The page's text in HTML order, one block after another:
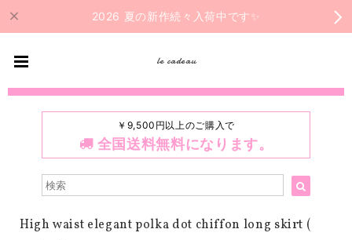
2026 夏の新作続々入荷中です✨
le cadeau
￥9,500円以上のご購入で
全国送料無料になります。
High waist elegant polka dot chiffon long skirt (